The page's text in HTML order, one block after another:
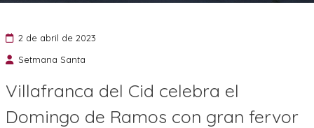
2 de abril de 2023
Setmana Santa
Villafranca del Cid celebra el
Domingo de Ramos con gran fervor